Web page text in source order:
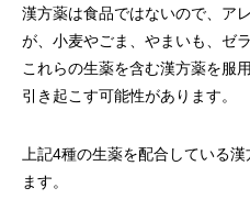
漢方薬は食品ではないので、ア
が、小麦やごま、やまいも、ゼ
これらの生薬を含む漢方薬を服
引き起こす可能性があります。
上記4種の生薬を配合している
ます。